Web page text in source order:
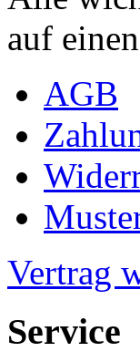
auf
AGB
Vertrag
Service